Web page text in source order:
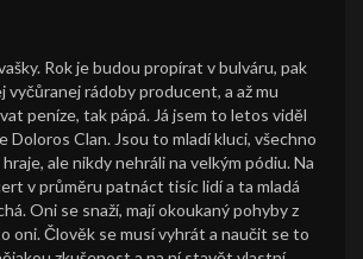
Rok je budou propírat v bulváru, pak
vyčůranej rádoby producent, a až mu
peníze, tak pápá. Já jsem to letos viděl
Doloros Clan. Jsou to mladí kluci, všechno
ale nikdy nehráli na velkým pódiu. Na
v průměru patnáct tisíc lidí a ta mladá
Oni se snaží, mají okoukaný pohyby z
oni. Člověk se musí vyhrát a naučit se to